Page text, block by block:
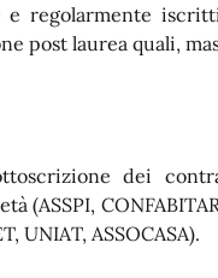
regolarmente
post laurea quali,
dei
(ASSPI,
UNIAT, ASSOCASA).